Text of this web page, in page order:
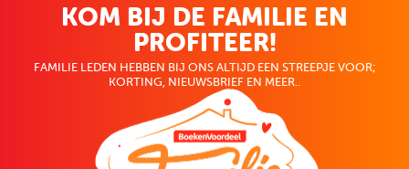
KOM BIJ DE FAMILIE EN
PROFITEER!
FAMILIE LEDEN HEBBEN BIJ ONS ALTIJD EEN STREEPJE VOOR;
KORTING, NIEUWSBRIEF EN MEER..